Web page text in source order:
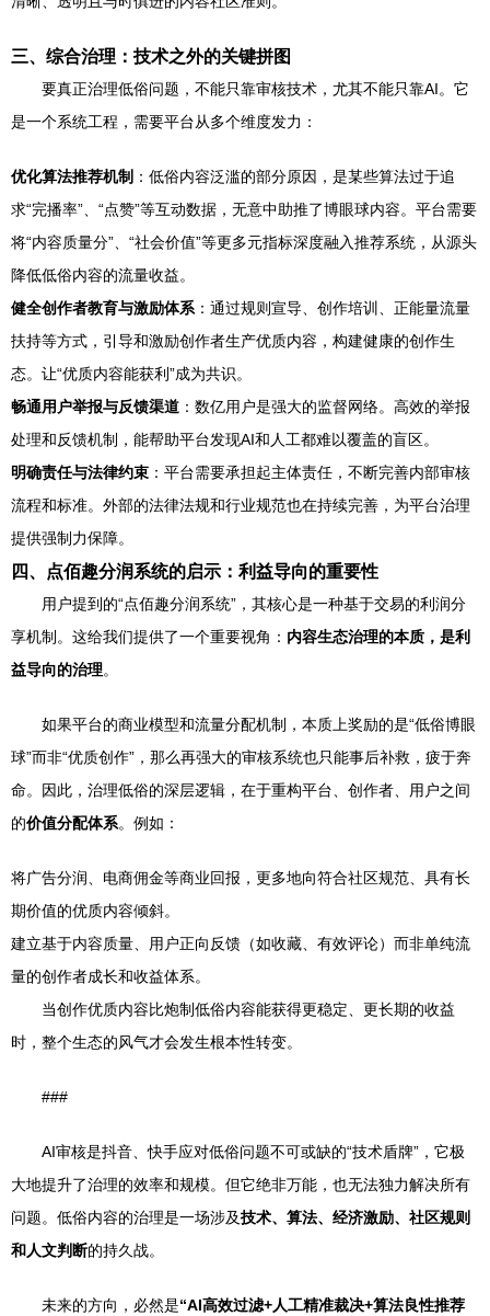
三、综合治理：技术之外的关键拼图
要真正治理低俗问题，不能只靠审核技术，尤其不能只靠AI。它
是一个系统工程，需要平台从多个维度发力：
优化算法推荐机制 ：低俗内容泛滥的部分原因，是某些算法过于追
求“完播率”、“点赞”等互动数据，无意中助推了博眼球内容。平台需要
将“内容质量分”、“社会价值”等更多元指标深度融入推荐系统，从源头
降低低俗内容的流量收益。
健全创作者教育与激励体系 ：通过规则宣导、创作培训、正能量流量
扶持等方式，引导和激励创作者生产优质内容，构建健康的创作生
态。让“优质内容能获利”成为共识。
畅通用户举报与反馈渠道 ：数亿用户是强大的监督网络。高效的举报
处理和反馈机制，能帮助平台发现AI和人工都难以覆盖的盲区。
明确责任与法律约束 ：平台需要承担起主体责任，不断完善内部审核
流程和标准。外部的法律法规和行业规范也在持续完善，为平台治理
提供强制力保障。
四、点佰趣分润系统的启示：利益导向的重要性
用户提到的“点佰趣分润系统”，其核心是一种基于交易的利润分
享机制。这给我们提供了一个重要视角： 内容生态治理的本质，是利
益导向的治理。
如果平台的商业模型和流量分配机制，本质上奖励的是“低俗博眼
球”而非“优质创作”，那么再强大的审核系统也只能事后补救，疲于奔
命。因此，治理低俗的深层逻辑，在于重构平台、创作者、用户之间
的价值分配体系。例如：
将广告分润、电商佣金等商业回报，更多地向符合社区规范、具有长
期价值的优质内容倾斜。
建立基于内容质量、用户正向反馈（如收藏、有效评论）而非单纯流
量的创作者成长和收益体系。
当创作优质内容比炮制低俗内容能获得更稳定、更长期的收益
时，整个生态的风气才会发生根本性转变。
###
AI审核是抖音、快手应对低俗问题不可或缺的“技术盾牌”，它极
大地提升了治理的效率和规模。但它绝非万能，也无法独力解决所有
问题。低俗内容的治理是一场涉及技术、算法、经济激励、社区规则
和人文判断的持久战。
未来的方向，必然是“AI高效过滤+人工精准裁决+算法良性推荐